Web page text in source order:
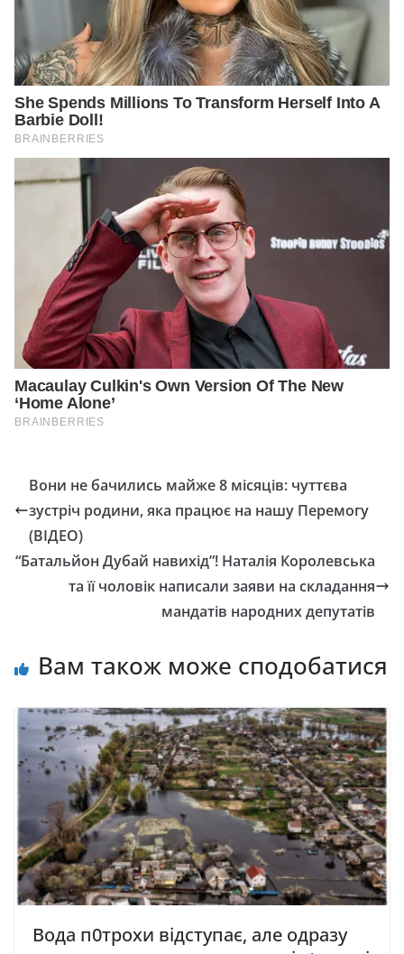
Вони не бачились майже 8 місяців: чуттєва
зустріч родини, яка працює на нашу Перемогу
(ВІДЕО)
“Батальйон Дубай навихід”! Наталія Королевська
та її чоловік написали заяви на складання
мандатів народних депутатів
Вам також може сподобатися
Вода п0трохи відступає, але одразу